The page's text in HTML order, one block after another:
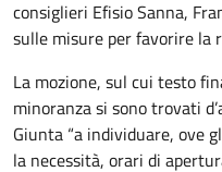
consiglieri Efisio Sanna,
sulle misure per favorire la
La mozione, sul cui testo
minoranza si sono trovati
Giunta “a individuare, ove
la necessità, orari di